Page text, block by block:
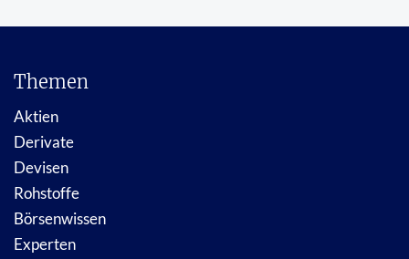
Themen
Aktien
Derivate
Devisen
Rohstoffe
Börsenwissen
Experten